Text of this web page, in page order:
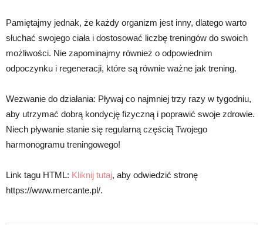
Pamiętajmy jednak, że każdy organizm jest inny, dlatego warto
słuchać swojego ciała i dostosować liczbę treningów do swoich
możliwości. Nie zapominajmy również o odpowiednim
odpoczynku i regeneracji, które są równie ważne jak trening.
Wezwanie do działania: Pływaj co najmniej trzy razy w tygodniu,
aby utrzymać dobrą kondycję fizyczną i poprawić swoje zdrowie.
Niech pływanie stanie się regularną częścią Twojego
harmonogramu treningowego!
Link tagu HTML: Kliknij tutaj, aby odwiedzić stronę
https://www.mercante.pl/.